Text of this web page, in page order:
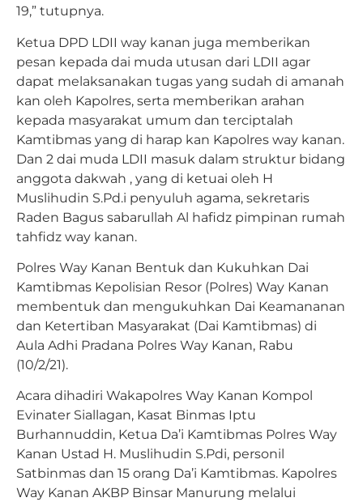
19,” tutupnya.
Ketua DPD LDII way kanan juga memberikan
pesan kepada dai muda utusan dari LDII agar
dapat melaksanakan tugas yang sudah di amanah
kan oleh Kapolres, serta memberikan arahan
kepada masyarakat umum dan terciptalah
Kamtibmas yang di harap kan Kapolres way kanan.
Dan 2 dai muda LDII masuk dalam struktur bidang
anggota dakwah , yang di ketuai oleh H
Muslihudin S.Pd.i penyuluh agama, sekretaris
Raden Bagus sabarullah Al hafidz pimpinan rumah
tahfidz way kanan.
Polres Way Kanan Bentuk dan Kukuhkan Dai
Kamtibmas Kepolisian Resor (Polres) Way Kanan
membentuk dan mengukuhkan Dai Keamananan
dan Ketertiban Masyarakat (Dai Kamtibmas) di
Aula Adhi Pradana Polres Way Kanan, Rabu
(10/2/21).
Acara dihadiri Wakapolres Way Kanan Kompol
Evinater Siallagan, Kasat Binmas Iptu
Burhannuddin, Ketua Da’i Kamtibmas Polres Way
Kanan Ustad H. Muslihudin S.Pdi, personil
Satbinmas dan 15 orang Da’i Kamtibmas. Kapolres
Way Kanan AKBP Binsar Manurung melalui